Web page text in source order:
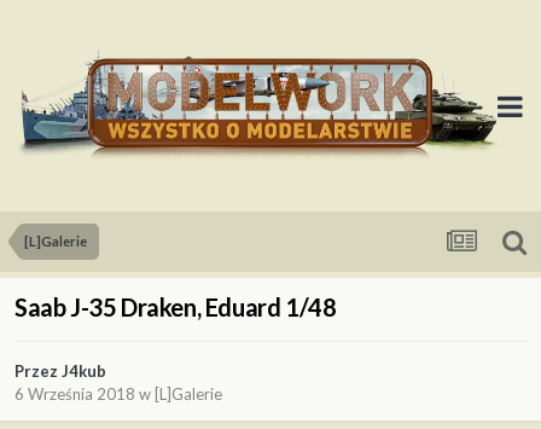
[L]Galerie
Saab J-35 Draken, Eduard 1/48
Przez J4kub
6 Września 2018 w [L]Galerie